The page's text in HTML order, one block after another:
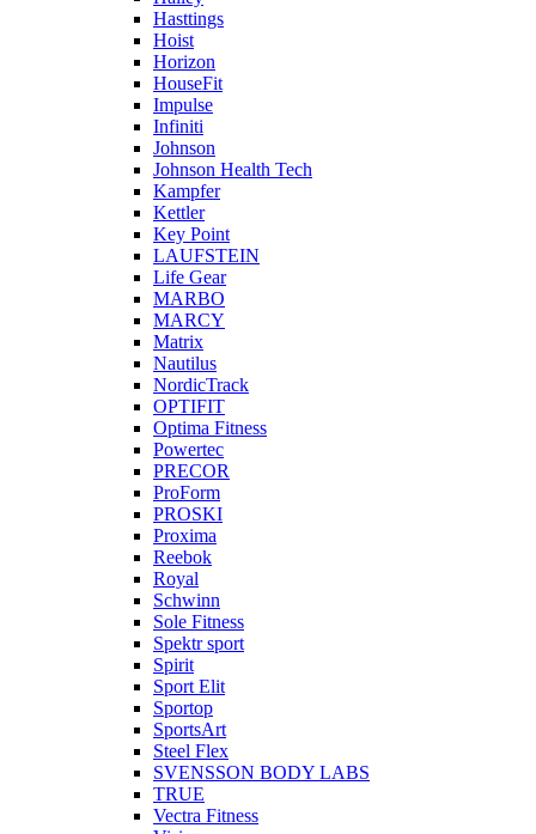
Hasttings
Hoist
Horizon
HouseFit
Impulse
Infiniti
Johnson
Johnson Health Tech
Kampfer
Kettler
Key Point
LAUFSTEIN
Life Gear
MARBO
MARCY
Matrix
Nautilus
NordicTrack
OPTIFIT
Optima Fitness
Powertec
PRECOR
ProForm
PROSKI
Proxima
Reebok
Royal
Schwinn
Sole Fitness
Spektr sport
Spirit
Sport Elit
Sportop
SportsArt
Steel Flex
SVENSSON BODY LABS
TRUE
Vectra Fitness